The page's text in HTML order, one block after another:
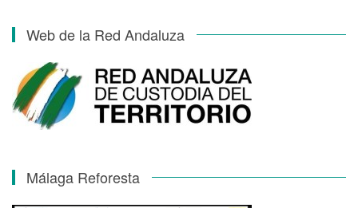
Web de la Red Andaluza
Málaga Reforesta